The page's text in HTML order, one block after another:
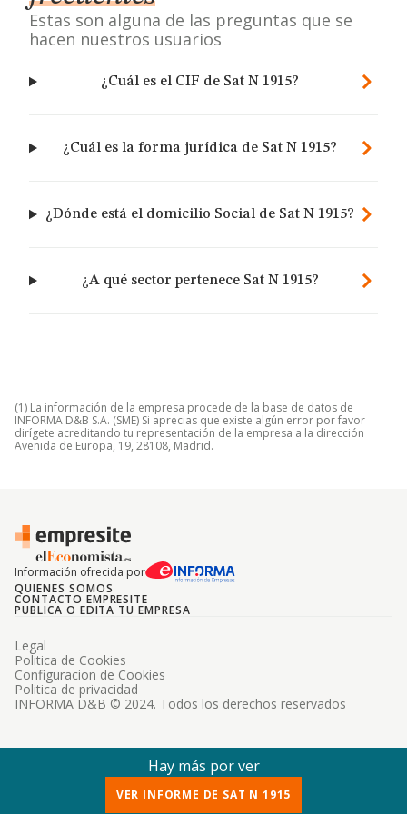
Estas son alguna de las preguntas que se
hacen nuestros usuarios
¿Cuál es el CIF de Sat N 1915?
¿Cuál es la forma jurídica de Sat N 1915?
¿Dónde está el domicilio Social de Sat N 1915?
¿A qué sector pertenece Sat N 1915?
(1) La información de la empresa procede de la base de datos de
INFORMA D&B S.A. (SME) Si aprecias que existe algún error por favor
dirígete acreditando tu representación de la empresa a la dirección
Avenida de Europa, 19, 28108, Madrid.
Información ofrecida por
QUIENES SOMOS
CONTACTO EMPRESITE
PUBLICA O EDITA TU EMPRESA
INFORMA D&B © 2024. Todos los derechos reservados
Legal
Politica de Cookies
Configuracion de Cookies
Politica de privacidad
Hay más por ver
VER INFORME DE SAT N 1915